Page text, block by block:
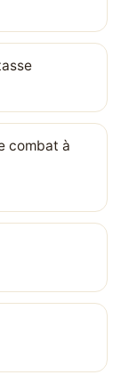
combat à